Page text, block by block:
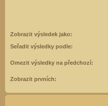
Zobrazit výsledek jako:
Seřadit výsledky podle:
Omezit výsledky na předchozí:
Zobrazit prvních: